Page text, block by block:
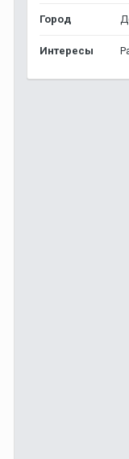
Город
Интересы